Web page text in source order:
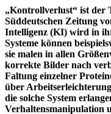
„Kontrollverlust“ ist der
Süddeutschen Zeitung
Intelligenz (KI) wird in
Systeme können
sie malen in allen
korrekte Bilder nach
Faltung einzelner
über
die solche System
Verhaltensmanipulation